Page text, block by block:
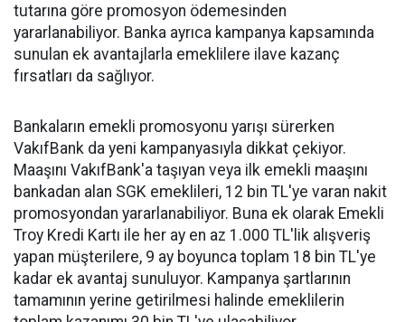
tutarına göre promosyon ödemesinden
yararlanabiliyor. Banka ayrıca kampanya kapsamında
sunulan ek avantajlarla emeklilere ilave kazanç
fırsatları da sağlıyor.
Bankaların emekli promosyonu yarışı sürerken
VakıfBank da yeni kampanyasıyla dikkat çekiyor.
Maaşını VakıfBank'a taşıyan veya ilk emekli maaşını
bankadan alan SGK emeklileri, 12 bin TL'ye varan nakit
promosyondan yararlanabiliyor. Buna ek olarak Emekli
Troy Kredi Kartı ile her ay en az 1.000 TL'lik alışveriş
yapan müşterilere, 9 ay boyunca toplam 18 bin TL'ye
kadar ek avantaj sunuluyor. Kampanya şartlarının
tamamının yerine getirilmesi halinde emeklilerin